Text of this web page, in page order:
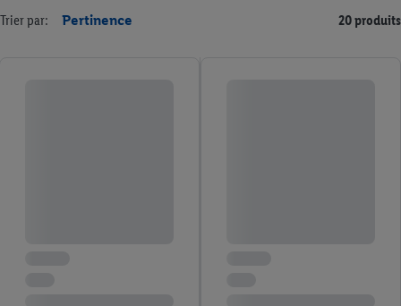
Trier par: Pertinence 20 produits